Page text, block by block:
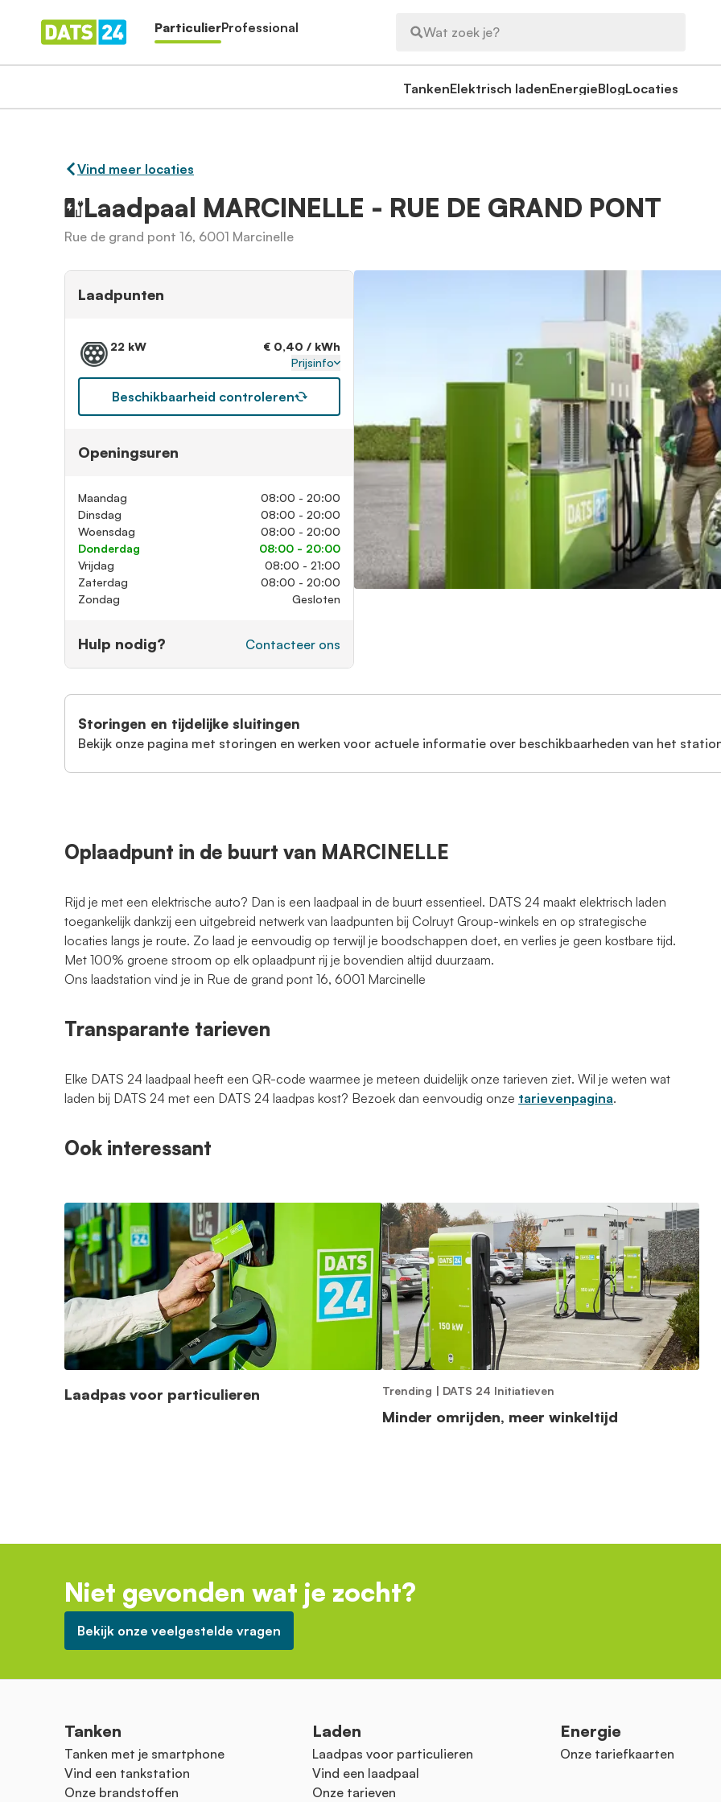
ParticulierProfessional Wat zoek je?
TankenElektrisch ladenEnergieBlogLocaties
Vind meer locaties
Laadpaal MARCINELLE - RUE DE GRAND PONT
Rue de grand pont 16, 6001 Marcinelle
Laadpunten
22 kW
€ 0,40 / kWh
Prijsinfo
Beschikbaarheid controleren
Openingsuren
Maandag
08:00 - 20:00
Dinsdag
08:00 - 20:00
Woensdag
08:00 - 20:00
Donderdag
08:00 - 20:00
Vrijdag
08:00 - 21:00
Zaterdag
08:00 - 20:00
Zondag
Gesloten
Hulp nodig? Contacteer ons
Storingen en tijdelijke sluitingen
Bekijk onze pagina met storingen en werken voor actuele informatie over beschikbaarheden van het
Oplaadpunt in de buurt van MARCINELLE
Rijd je met een elektrische auto? Dan is een laadpaal in de buurt essentieel. DATS 24 maakt elektrisch laden
toegankelijk dankzij een uitgebreid netwerk van laadpunten bij Colruyt Group-winkels en op strategische
locaties langs je route. Zo laad je eenvoudig op terwijl je boodschappen doet, en verlies je geen kostbare tijd.
Met 100% groene stroom op elk oplaadpunt rij je bovendien altijd duurzaam.
Ons laadstation vind je in Rue de grand pont 16, 6001 Marcinelle
Transparante tarieven
Elke DATS 24 laadpaal heeft een QR-code waarmee je meteen duidelijk onze tarieven ziet. Wil je weten wat
laden bij DATS 24 met een DATS 24 laadpas kost? Bezoek dan eenvoudig onze tarievenpagina.
Ook interessant
Laadpas voor particulieren Trending | DATS 24 Initiatieven
Minder omrijden, meer winkeltijd
Niet gevonden wat je zocht?
Bekijk onze veelgestelde vragen
Tanken
Tanken met je smartphone
Vind een tankstation
Onze brandstoffen
Laden
Laadpas voor particulieren
Vind een laadpaal
Onze tarieven
Energie
Onze tariefkaarten